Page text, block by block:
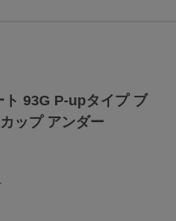
93G P-upタイプ ブ
ップ アンダー